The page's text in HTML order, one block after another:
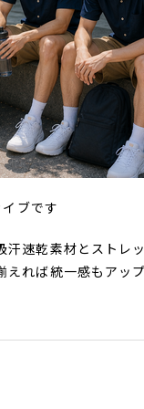
ブです
汗速乾素材とストレ
れば統一感もアップ